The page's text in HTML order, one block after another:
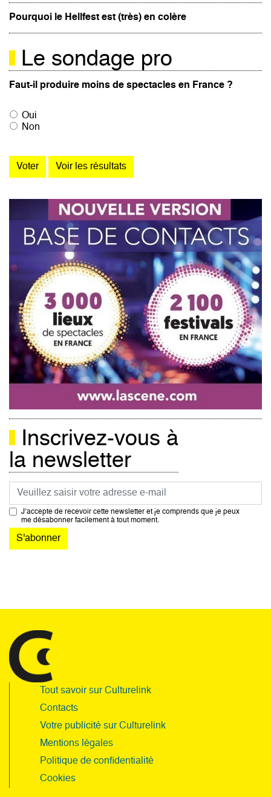
Pourquoi le Hellfest est (très) en colère
Le sondage pro
Faut-il produire moins de spectacles en France ?
Oui
Non
Inscrivez-vous à
la newsletter
Courriel
J’accepte de recevoir cette newsletter et je comprends que je peux
me désabonner facilement à tout moment.
Tout savoir sur Culturelink
Contacts
Votre publicité sur Culturelink
Mentions légales
Politique de confidentialité
Cookies